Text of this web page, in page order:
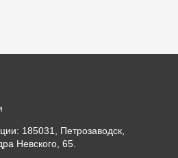
185031, Петрозаводск,
Невского, 65.